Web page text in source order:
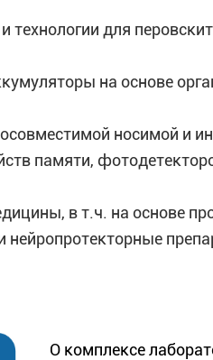
для
на основе
носимой и
памяти,
в т.ч. на основе
нейропротекторные
О комплексе